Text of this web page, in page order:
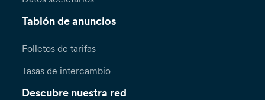
Tablón de anuncios
Folletos de tarifas
Tasas de intercambio
Descubre nuestra red